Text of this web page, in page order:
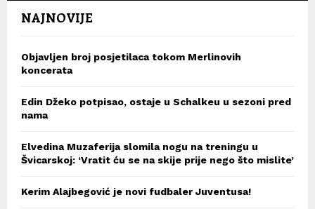
NAJNOVIJE
Objavljen broj posjetilaca tokom Merlinovih
koncerata
Edin Džeko potpisao, ostaje u Schalkeu u sezoni pred
nama
Elvedina Muzaferija slomila nogu na treningu u
Švicarskoj: ‘Vratit ću se na skije prije nego što mislite’
Kerim Alajbegović je novi fudbaler Juventusa!